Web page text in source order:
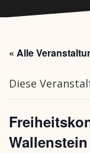
« Alle
Diese